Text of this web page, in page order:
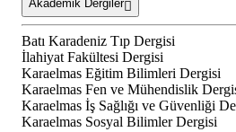
Akademik Dergiler
Batı Karadeniz Tıp Dergisi
İlahiyat Fakültesi Dergisi
Karaelmas Eğitim Bilimleri Dergisi
Karaelmas Fen ve Mühendislik
Karaelmas İş Sağlığı ve Güvenliği
Karaelmas Sosyal Bilimler Dergisi